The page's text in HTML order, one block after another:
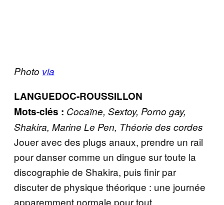
Photo via
LANGUEDOC-ROUSSILLON
Mots-clés : Cocaïne, Sextoy, Porno gay,
Shakira, Marine Le Pen, Théorie des cordes
Jouer avec des plugs anaux, prendre un rail
pour danser comme un dingue sur toute la
discographie de Shakira, puis finir par
discuter de physique théorique : une journée
apparemment normale pour tout